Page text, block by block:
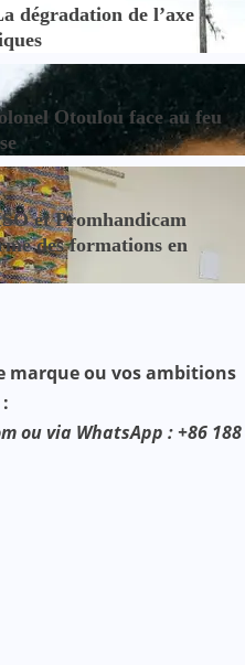
dégradation de l’axe
Otoulou face au feu
et Promhandicam
des formations en
marque ou vos ambitions
ou via WhatsApp : +86 188